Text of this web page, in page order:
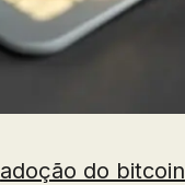
adoção do bitcoin